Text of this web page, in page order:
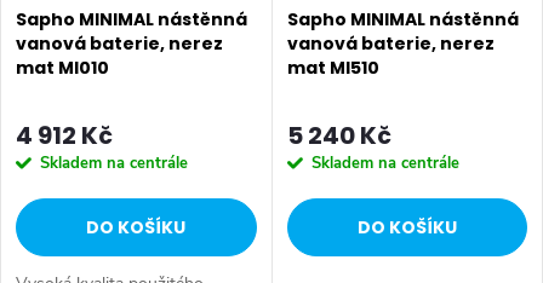
r
d
u
p
r
o
d
u
Sapho MINIMAL nástěnná
vanová baterie, nerez
mat MI010
4 912 Kč
Skladem na centrále
DO KOŠÍKU
Sapho MINIMAL nástěnná
vanová baterie, nerez
mat MI510
5 240 Kč
Skladem na centrále
DO KOŠÍKU